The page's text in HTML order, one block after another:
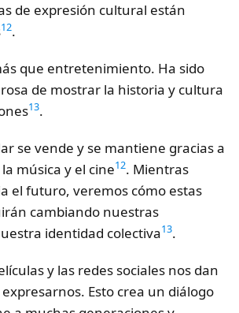
de expresión cultural están
12.
que entretenimiento. Ha sido
de mostrar la historia y cultura
13.
se vende y se mantiene gracias a
música y el cine12. Mientras
el futuro, veremos cómo estas
cambiando nuestras
identidad colectiva13.
y las redes sociales nos dan
Esto crea un diálogo